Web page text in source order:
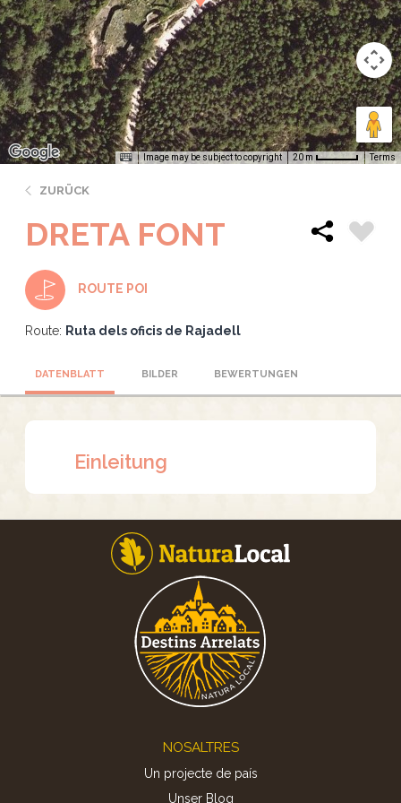
Image may be subject to copyright 20 m Terms
ZURÜCK
DRETA FONT
ROUTE POI
Route: Ruta dels oficis de Rajadell
DATENBLATT BILDER BEWERTUNGEN
Einleitung
NOSALTRES
Un projecte de país
Unser Blog